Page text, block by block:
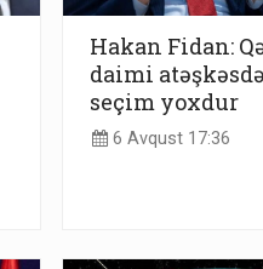
Hakan Fidan:
daimi
seçim yoxdur
6 Avqust 17:36